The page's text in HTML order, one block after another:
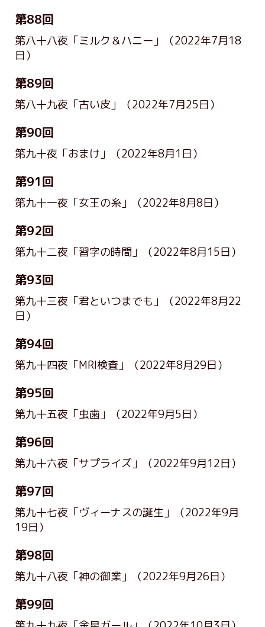
第88回
第八十八夜「ミルク＆ハニー」
（2022年7月18
日）
第89回
第八十九夜「古い皮」 （2022年7月25日）
第90回
第九十夜「おまけ」 （2022年8月1日）
第91回
第九十一夜「女王の糸」 （2022年8月8日）
第92回
第九十二夜「習字の時間」 （2022年8月15日）
第93回
第九十三夜「君といつまでも」
（2022年8月22
日）
第94回
第九十四夜「MRI検査」 （2022年8月29日）
第95回
第九十五夜「虫歯」 （2022年9月5日）
第96回
第九十六夜「サプライズ」 （2022年9月12日）
第97回
第九十七夜「ヴィーナスの誕生」
（2022年9月
19日）
第98回
第九十八夜「神の御業」 （2022年9月26日）
第99回